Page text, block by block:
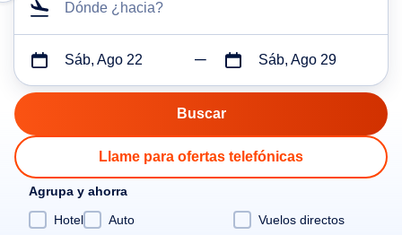
Dónde ¿hacia?
Sáb, Ago 22 Sáb, Ago 29
Llame para ofertas telefónicas
Agrupa y ahorra
Hotel
Auto Vuelos directos